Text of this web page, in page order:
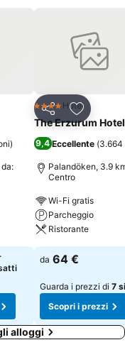
ai preferiti
)
da:
Condividi
4 StelleHotel
The Erzurum Hotel
9,4 Eccellente (
Palandöken, 3.9
Centro
Wi-Fi gratis
Parcheggio
Ristorante
da 64 €
Guarda i prezzi di 7
Scopri i prezzi
alloggi